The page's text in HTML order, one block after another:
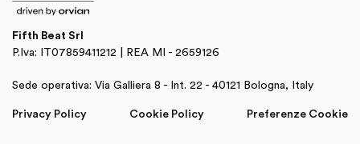
Fifth Beat Srl
P.Iva: IT07859411212 | REA MI - 2659126
Sede operativa: Via Galliera 8 - Int. 22 - 40121 Bologna, Italy
Privacy Policy Cookie Policy Preferenze Cookie